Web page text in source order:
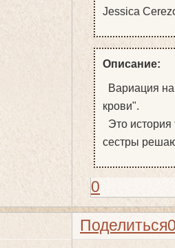
Jessica
Описание:
Вариация
крови".
Это
сестры
0
Поделиться